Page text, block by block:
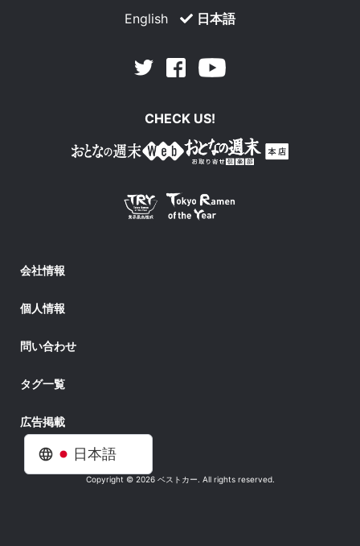
日本語
English 日本語
Twitter Facebook
CHECK US!
会社情報
個人情報
問い合わせ
タグ一覧
広告掲載
Copyright © 2026 ベストカー. All rights reserved.